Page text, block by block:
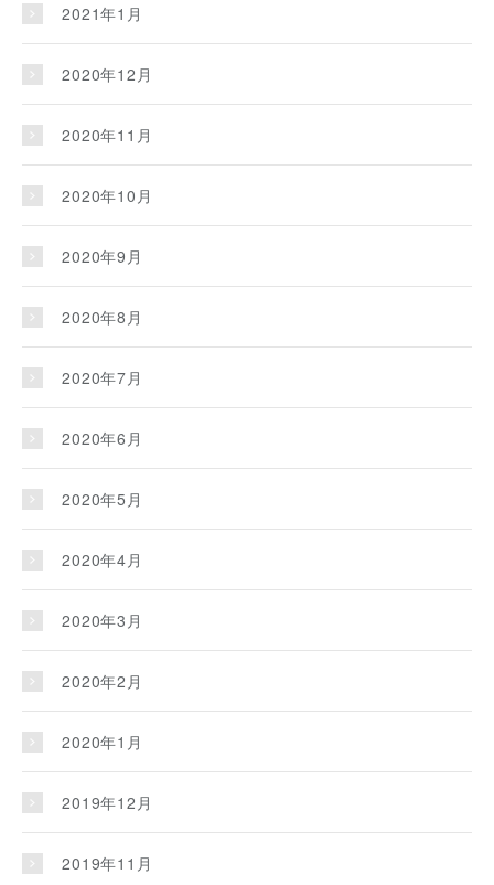
2021年1月
2020年12月
2020年11月
2020年10月
2020年9月
2020年8月
2020年7月
2020年6月
2020年5月
2020年4月
2020年3月
2020年2月
2020年1月
2019年12月
2019年11月